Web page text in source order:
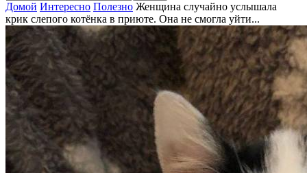
Домой Интересно Полезно Женщина случайно услышала
крик слепого котёнка в приюте. Она не смогла уйти...